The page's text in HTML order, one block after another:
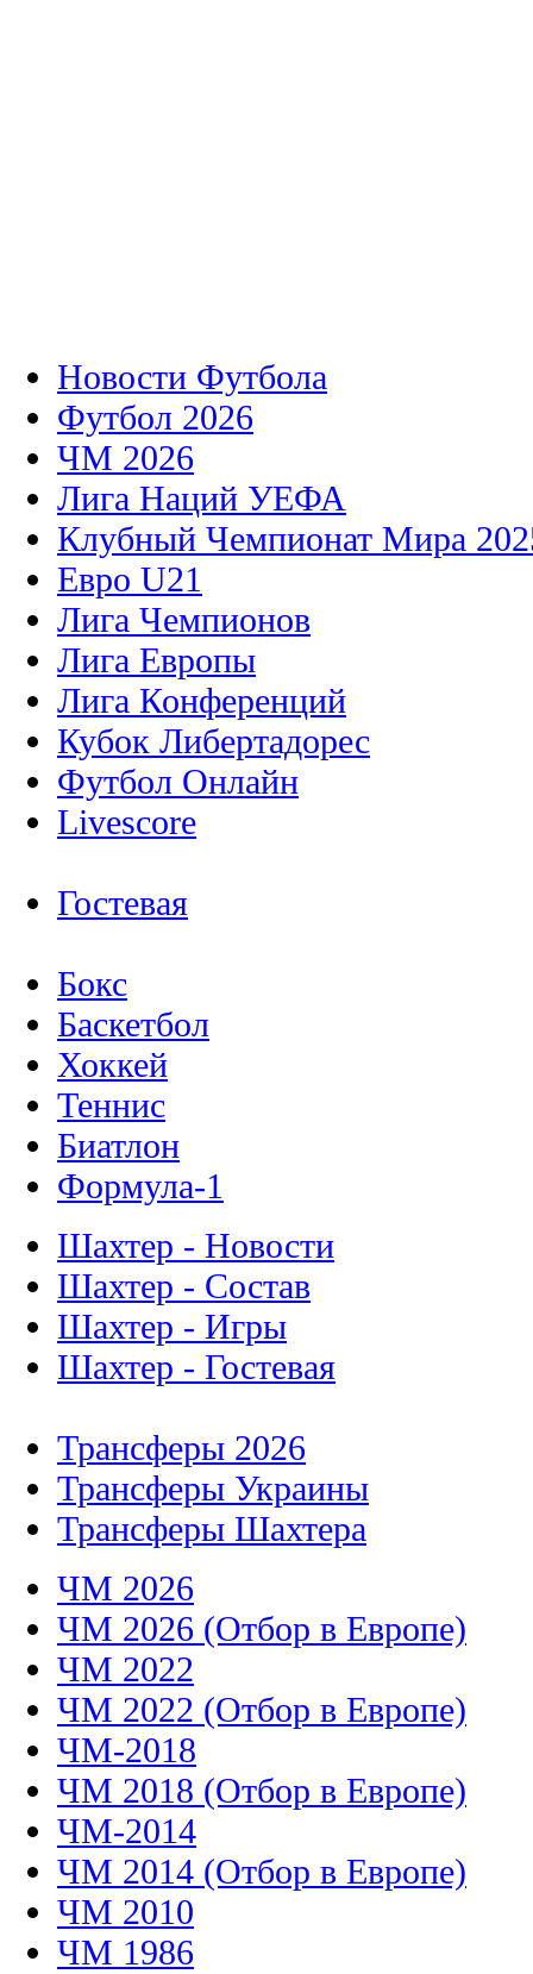
Новости Футбола
Футбол 2026
ЧМ 2026
Лига Наций УЕФА
Клубный Чемпионат Мира
Евро U21
Лига Чемпионов
Лига Европы
Лига Конференций
Кубок Либертадорес
Футбол Онлайн
Livescore
Гостевая
Бокс
Баскетбол
Хоккей
Теннис
Биатлон
Формула-1
Шахтер - Новости
Шахтер - Состав
Шахтер - Игры
Шахтер - Гостевая
Трансферы 2026
Трансферы Украины
Трансферы Шахтера
ЧМ 2026
ЧМ 2026 (Отбор в Европе)
ЧМ 2022
ЧМ 2022 (Отбор в Европе)
ЧМ-2018
ЧМ 2018 (Отбор в Европе)
ЧМ-2014
ЧМ 2014 (Отбор в Европе)
ЧМ 2010
ЧМ 1986